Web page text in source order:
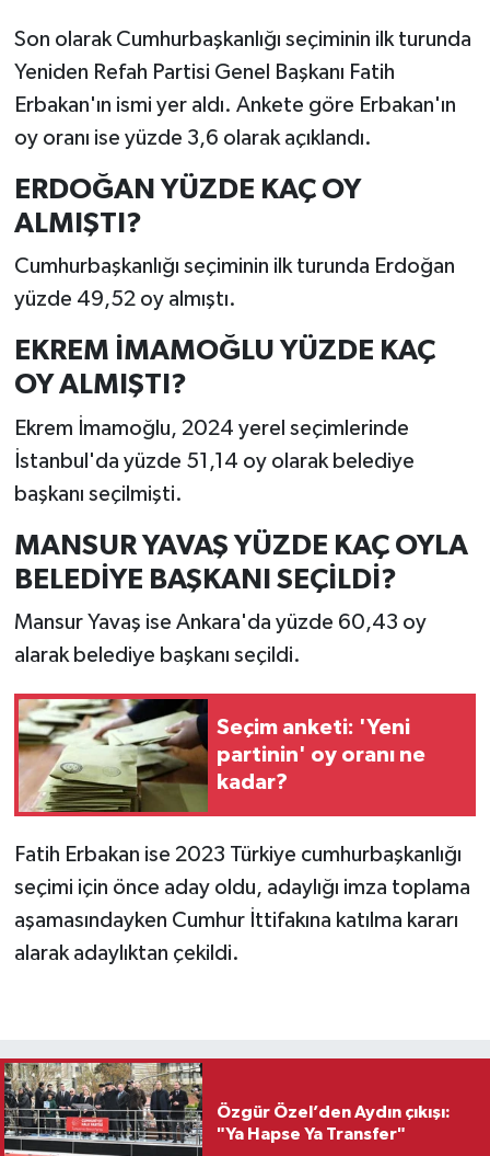
Son olarak Cumhurbaşkanlığı seçiminin ilk turunda
Yeniden Refah Partisi Genel Başkanı Fatih
Erbakan'ın ismi yer aldı. Ankete göre Erbakan'ın
oy oranı ise yüzde 3,6 olarak açıklandı.
ERDOĞAN YÜZDE KAÇ OY
ALMIŞTI?
Cumhurbaşkanlığı seçiminin ilk turunda Erdoğan
yüzde 49,52 oy almıştı.
EKREM İMAMOĞLU YÜZDE KAÇ
OY ALMIŞTI?
Ekrem İmamoğlu, 2024 yerel seçimlerinde
İstanbul'da yüzde 51,14 oy olarak belediye
başkanı seçilmişti.
MANSUR YAVAŞ YÜZDE KAÇ OYLA
BELEDİYE BAŞKANI SEÇİLDİ?
Mansur Yavaş ise Ankara'da yüzde 60,43 oy
alarak belediye başkanı seçildi.
Seçim anketi: 'Yeni
partinin' oy oranı ne
kadar?
Fatih Erbakan ise 2023 Türkiye cumhurbaşkanlığı
seçimi için önce aday oldu, adaylığı imza toplama
aşamasındayken Cumhur İttifakına katılma kararı
alarak adaylıktan çekildi.
Özgür Özel’den Aydın çıkışı:
"Ya Hapse Ya Transfer"